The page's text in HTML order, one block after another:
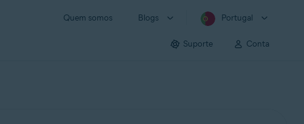
Quem somos Blogs Portugal
Suporte Conta